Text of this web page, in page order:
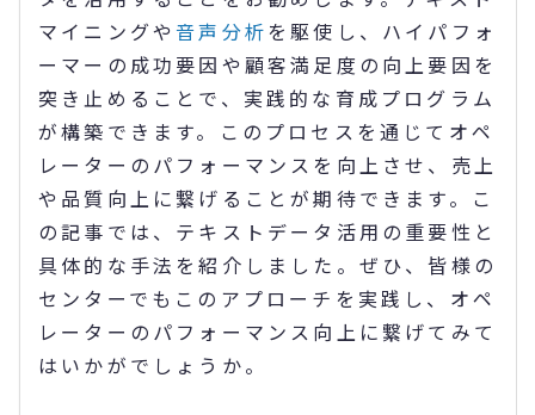
マイニングや音声分析を駆使し、ハイパフォ
ーマーの成功要因や顧客満足度の向上要因を
突き止めることで、実践的な育成プログラム
が構築できます。このプロセスを通じてオペ
レーターのパフォーマンスを向上させ、売上
や品質向上に繋げることが期待できます。こ
の記事では、テキストデータ活用の重要性と
具体的な手法を紹介しました。ぜひ、皆様の
センターでもこのアプローチを実践し、オペ
レーターのパフォーマンス向上に繋げてみて
はいかがでしょうか。